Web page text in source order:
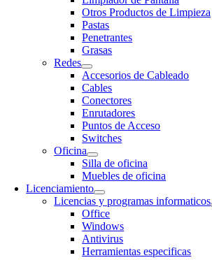
Otros Productos de Limpieza
Pastas
Penetrantes
Grasas
Redes
Accesorios de Cableado
Cables
Conectores
Enrutadores
Puntos de Acceso
Switches
Oficina
Silla de oficina
Muebles de oficina
Licenciamiento
Licencias y programas informaticos
Office
Windows
Antivirus
Herramientas especificas